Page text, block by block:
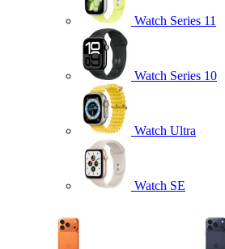
Watch Series 11
Watch Series 10
Watch Ultra
Watch SE